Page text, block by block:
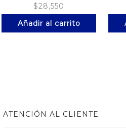
$28,550
Añadir al carrito
ATENCIÓN AL CLIENTE